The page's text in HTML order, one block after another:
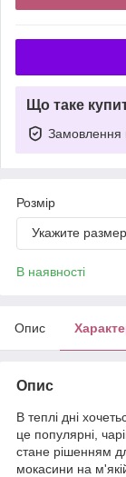
Що таке
Замовлення
Розмір
Укажите размер
В наявності
Опис
Опис
В теплі дні
це популярні,
стане рішенням
мокасини на